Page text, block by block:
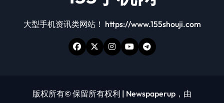
大型手机资讯类网站！ https://www.155shouji.com
版权所有© 保留所有权利 | Newspaperup ，由